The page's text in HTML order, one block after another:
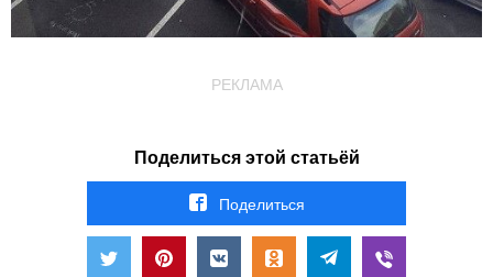
РЕКЛАМА
Поделиться этой статьёй
Поделиться